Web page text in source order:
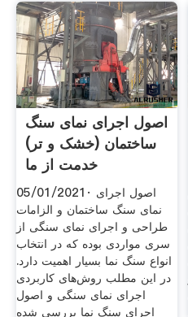
اصول اجرای نمای سنگ
ساختمان (خشک و تر)
خدمت از ما
05/01/2021· اصول اجرای
نمای سنگ ساختمان و الزامات
طراحی و اجرای نمای سنگی از
سری مواردی بوده که در انتخاب
انواع سنگ نما بسیار اهمیت دارد.
در این مطلب روش‌های کاربردی
اجرای نمای سنگی و اصول
اجرای سنگ نما بررسی شده